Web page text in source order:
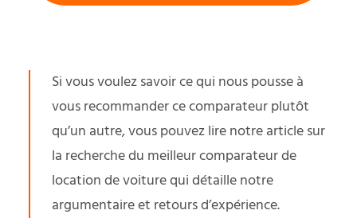
Si vous voulez savoir ce qui nous pousse à
vous recommander ce comparateur plutôt
qu’un autre, vous pouvez lire notre article sur
la recherche du meilleur comparateur de
location de voiturequi détaille notre
argumentaire et retours d’expérience.